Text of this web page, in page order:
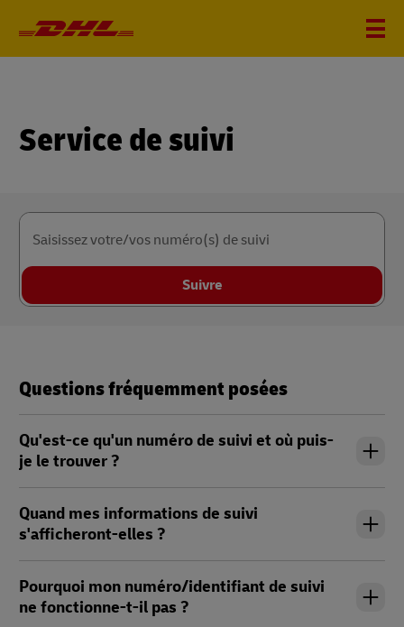
Service de suivi
Saisissez votre/vos numéro(s) de suivi
Suivre
Questions fréquemment posées
Qu'est-ce qu'un numéro de suivi et où puis-
je le trouver ?
Quand mes informations de suivi
s'afficheront-elles ?
Pourquoi mon numéro/identifiant de suivi
ne fonctionne-t-il pas ?